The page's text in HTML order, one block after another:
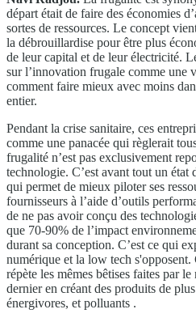
départ était de faire des économies
sortes de ressources. Le concept
la débrouillardise pour être plus
de leur capital et de leur électricité.
sur l’innovation frugale comme une
comment faire mieux avec moins
entier.
Pendant la crise sanitaire, ces
comme une panacée qui règlerait
frugalité n’est pas exclusivement
technologie. C’est avant tout un état
qui permet de mieux piloter ses
fournisseurs à l’aide d’outils
de ne pas avoir conçu des
que 70-90% de l’impact
durant sa conception. C’est ce qui
numérique et la low tech
répète les mêmes bêtises faites par
dernier en créant des produits de
énergivores, et polluants .